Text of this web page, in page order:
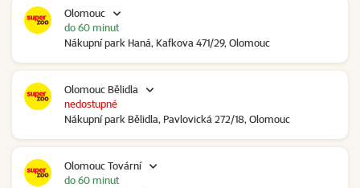
Olomouc
Nákupní park Haná, Kafkova 471/29, Olomouc
do 60 minut
Olomouc Bělidla
Nákupní park Bělidla, Pavlovická 272/18, Olomouc
nedostupné
Olomouc Tovární
do 60 minut